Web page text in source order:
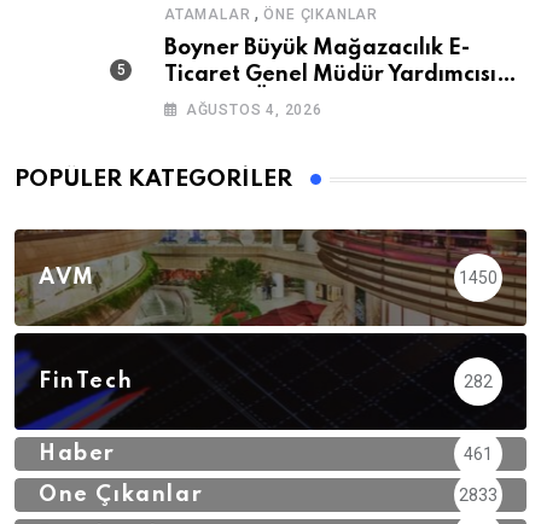
ATAMALAR ,ÖNE ÇIKANLAR
Boyner Büyük Mağazacılık E-
Ticaret Genel Müdür Yardımcısı
Mazhar Özsoy Oldu
AĞUSTOS 4, 2026
POPÜLER KATEGORILER
AVM 1450
FinTech 282
Haber 461
Öne Çıkanlar 2833